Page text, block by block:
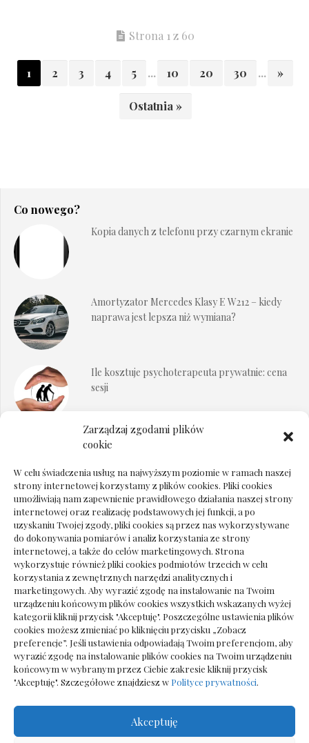
Zarządzaj zgodami plików
cookie
W celu świadczenia usług na najwyższym poziomie w ramach naszej
strony internetowej korzystamy z plików cookies. Pliki cookies
umożliwiają nam zapewnienie prawidłowego działania naszej strony
internetowej oraz realizację podstawowych jej funkcji, a po
uzyskaniu Twojej zgody, pliki cookies są przez nas wykorzystywane
do dokonywania pomiarów i analiz korzystania ze strony
internetowej, a także do celów marketingowych. Strona
wykorzystuje również pliki cookies podmiotów trzecich w celu
korzystania z zewnętrznych narzędzi analitycznych i
marketingowych. Aby wyrazić zgodę na instalowanie na Twoim
urządzeniu końcowym plików cookies wszystkich wskazanych wyżej
kategorii kliknij przycisk "Akceptuję". Poszczególne ustawienia plików
cookies możesz zmieniać po kliknięciu przycisku „Zobacz
preferencje”. Jeśli ustawienia odpowiadają Twoim preferencjom, aby
wyrazić zgodę na instalowanie plików cookies na Twoim urządzeniu
końcowym w wybranym przez Ciebie zakresie kliknij przycisk
"Akceptuję". Szczegółowe znajdziesz w Polityce prywatności.
Akceptuję
Strona 1 z 60
1 2 3 4 5 ... 10 20 30 ... »
Ostatnia »
Co nowego?
Kopia danych z telefonu przy czarnym ekranie
Amortyzator Mercedes Klasy E W212 – kiedy
naprawa jest lepsza niż wymiana?
Ile kosztuje psychoterapeuta prywatnie: cena
sesji
Dokumenty do odbioru przy zmianie biura
Deska podłogowa do salonu: jak wybrać bez
pośpiechu